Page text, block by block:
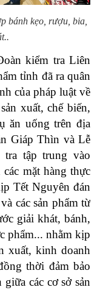
bánh kẹo, rượu, bia,
kiểm tra Liên
tỉnh đã ra quân
của pháp luật về
xuất, chế biến,
ăn uống trên địa
Giáp Thìn và Lễ
tập trung vào
mặt hàng thực
Tết Nguyên đán
các sản phẩm từ
giải khát, bánh,
phẩm... nhằm kịp
xuất, kinh doanh
thời đảm bảo
các cơ sở sản